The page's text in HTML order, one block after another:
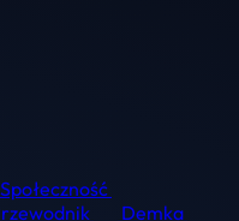
Społeczność
Demka